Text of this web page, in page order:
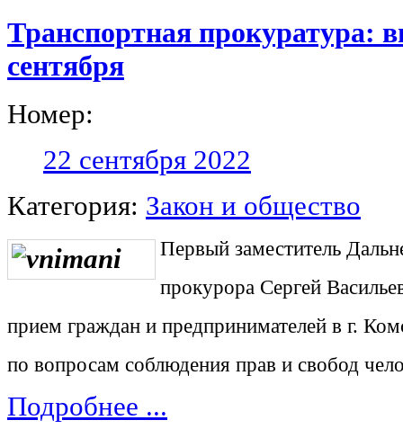
Транспортная прокуратура:
сентября
Номер:
22 сентября 2022
Категория: Закон и общество
Первый заместитель
прокурора Сергей
прием граждан и предпринимателей в г.
по вопросам соблюдения прав и свобод
Подробнее ...